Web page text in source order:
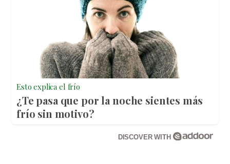
Esto explica el frío
¿Te pasa que por la noche sientes más
frío sin motivo?
DISCOVER WITH